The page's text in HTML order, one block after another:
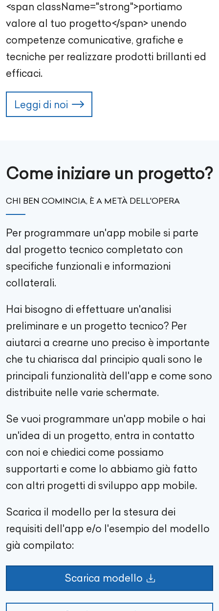
<span className="strong">portiamo
valore al tuo progetto</span> unendo
competenze comunicative, grafiche e
tecniche per realizzare prodotti brillanti ed
efficaci.
Leggi di noi
Come iniziare un progetto?
CHI BEN COMINCIA, È A METÀ DELL'OPERA
Per programmare un'app mobile si parte
dal progetto tecnico completato con
specifiche funzionali e informazioni
collaterali.
Hai bisogno di effettuare un'analisi
preliminare e un progetto tecnico? Per
aiutarci a crearne uno preciso è importante
che tu chiarisca dal principio quali sono le
principali funzionalità dell'app e come sono
distribuite nelle varie schermate.
Se vuoi programmare un'app mobile o hai
un'idea di un progetto, entra in contatto
con noi e chiedici come possiamo
supportarti e come lo abbiamo già fatto
con altri progetti di sviluppo app mobile.
Scarica il modello per la stesura dei
requisiti dell'app e/o l'esempio del modello
già compilato:
Scarica modello